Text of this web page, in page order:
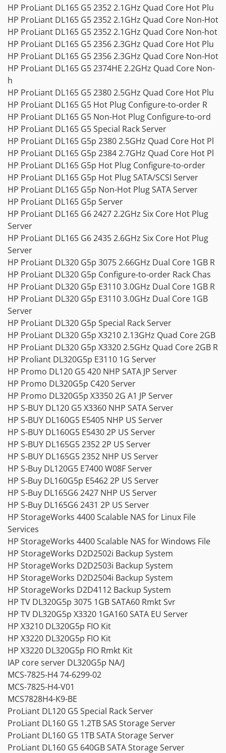
HP ProLiant DL165 G5 2352 2.1GHz Quad Core Hot Plu
HP ProLiant DL165 G5 2352 2.1GHz Quad Core Non-Hot
HP ProLiant DL165 G5 2352 2.1GHz Quad Core Non-hot
HP ProLiant DL165 G5 2356 2.3GHz Quad Core Hot Plu
HP ProLiant DL165 G5 2356 2.3GHz Quad Core Non-Hot
HP ProLiant DL165 G5 2374HE 2.2GHz Quad Core Non-
h
HP ProLiant DL165 G5 2380 2.5GHz Quad Core Hot Plu
HP ProLiant DL165 G5 Hot Plug Configure-to-order R
HP ProLiant DL165 G5 Non-Hot Plug Configure-to-ord
HP ProLiant DL165 G5 Special Rack Server
HP ProLiant DL165 G5p 2380 2.5GHz Quad Core Hot Pl
HP ProLiant DL165 G5p 2384 2.7GHz Quad Core Hot Pl
HP ProLiant DL165 G5p Hot Plug Configure-to-order
HP ProLiant DL165 G5p Hot Plug SATA/SCSI Server
HP ProLiant DL165 G5p Non-Hot Plug SATA Server
HP ProLiant DL165 G5p Server
HP ProLiant DL165 G6 2427 2.2GHz Six Core Hot Plug
Server
HP ProLiant DL165 G6 2435 2.6GHz Six Core Hot Plug
Server
HP ProLiant DL320 G5p 3075 2.66GHz Dual Core 1GB R
HP ProLiant DL320 G5p Configure-to-order Rack Chas
HP ProLiant DL320 G5p E3110 3.0GHz Dual Core 1GB R
HP ProLiant DL320 G5p E3110 3.0GHz Dual Core 1GB
Server
HP ProLiant DL320 G5p Special Rack Server
HP ProLiant DL320 G5p X3210 2.13GHz Quad Core 2GB
HP ProLiant DL320 G5p X3320 2.5GHz Quad Core 2GB R
HP Proliant DL320G5p E3110 1G Server
HP Promo DL120 G5 420 NHP SATA JP Server
HP Promo DL320G5p C420 Server
HP Promo DL320G5p X3350 2G A1 JP Server
HP S-BUY DL120 G5 X3360 NHP SATA Server
HP S-BUY DL160G5 E5405 NHP US Server
HP S-BUY DL160G5 E5430 2P US Server
HP S-BUY DL165G5 2352 2P US Server
HP S-BUY DL165G5 2352 NHP US Server
HP S-Buy DL120G5 E7400 W08F Server
HP S-Buy DL160G5p E5462 2P US Server
HP S-Buy DL165G6 2427 NHP US Server
HP S-Buy DL165G6 2431 2P US Server
HP StorageWorks 4400 Scalable NAS for Linux File
Services
HP StorageWorks 4400 Scalable NAS for Windows File
HP StorageWorks D2D2502i Backup System
HP StorageWorks D2D2503i Backup System
HP StorageWorks D2D2504i Backup System
HP StorageWorks D2D4112 Backup System
HP TV DL320G5p 3075 1GB SATA60 Rmkt Svr
HP TV DL320G5p X3320 1GA160 SATA EU Server
HP X3210 DL320G5p FIO Kit
HP X3220 DL320G5p FIO Kit
HP X3220 DL320G5p FIO Rmkt Kit
IAP core server DL320G5p NA/J
MCS-7825-H4 74-6299-02
MCS-7825-H4-V01
MCS7828H4-K9-BE
ProLiant DL120 G5 Special Rack Server
ProLiant DL160 G5 1.2TB SAS Storage Server
ProLiant DL160 G5 1TB SATA Storage Server
ProLiant DL160 G5 640GB SATA Storage Server